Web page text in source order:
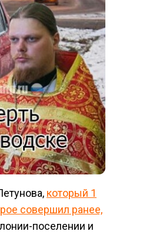
который 1
совершил ранее,
поселении и